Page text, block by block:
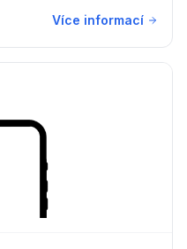
Více informací